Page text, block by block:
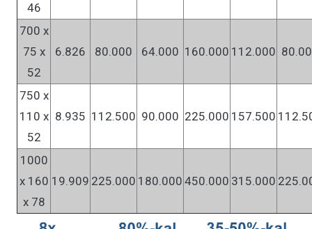
46
700 x
75 x
52
6.826 80.000 64.000 160.000 112.000
750 x
110 x
52
8.935 112.500 90.000 225.000 157.500
1000
x 160
x 78
19.909 225.000 180.000 450.000 315.000